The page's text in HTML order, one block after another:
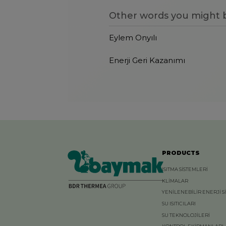
Other words you might
Eylem Onyılı
Enerji Geri Kazanımı
PRODUCTS
ISITMA SİSTEMLERİ
KLİMALAR
YENİLENEBİLİR ENERJİ
SU ISITICILARI
SU TEKNOLOJİLERİ